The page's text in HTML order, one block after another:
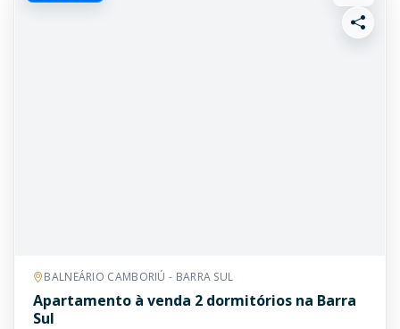
BALNEÁRIO CAMBORIÚ - BARRA SUL
Apartamento à venda 2 dormitórios na Barra
Sul